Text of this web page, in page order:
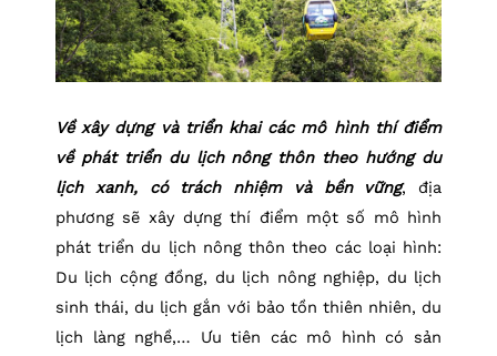
Về xây dựng và triển khai các mô hình thí điểm
về phát triển du lịch nông thôn theo hướng du
lịch xanh, có trách nhiệm và bền vững, địa
phương sẽ xây dựng thí điểm một số mô hình
phát triển du lịch nông thôn theo các loại hình:
Du lịch cộng đồng, du lịch nông nghiệp, du lịch
sinh thái, du lịch gắn với bảo tồn thiên nhiên, du
lịch làng nghề,… Ưu tiên các mô hình có sản